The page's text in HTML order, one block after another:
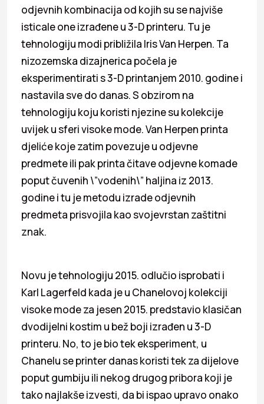
odjevnih kombinacija od kojih su se najviše
isticale one izrađene u 3-D printeru. Tu je
tehnologiju modi približila Iris Van Herpen. Ta
nizozemska dizajnerica počela je
eksperimentirati s 3-D printanjem 2010. godine i
nastavila sve do danas. S obzirom na
tehnologiju koju koristi njezine su kolekcije
uvijek u sferi visoke mode. Van Herpen printa
djeliće koje zatim povezuje u odjevne
predmete ili pak printa čitave odjevne komade
poput čuvenih \”vodenih\” haljina iz 2013.
godine i tu je metodu izrade odjevnih
predmeta prisvojila kao svojevrstan zaštitni
znak.
Novu je tehnologiju 2015. odlučio isprobati i
Karl Lagerfeld kada je u Chanelovoj kolekciji
visoke mode za jesen 2015. predstavio klasičan
dvodijelni kostim u bež boji izrađen u 3-D
printeru. No, to je bio tek eksperiment, u
Chanelu se printer danas koristi tek za dijelove
poput gumbiju ili nekog drugog pribora koji je
tako najlakše izvesti, da bi ispao upravo onako